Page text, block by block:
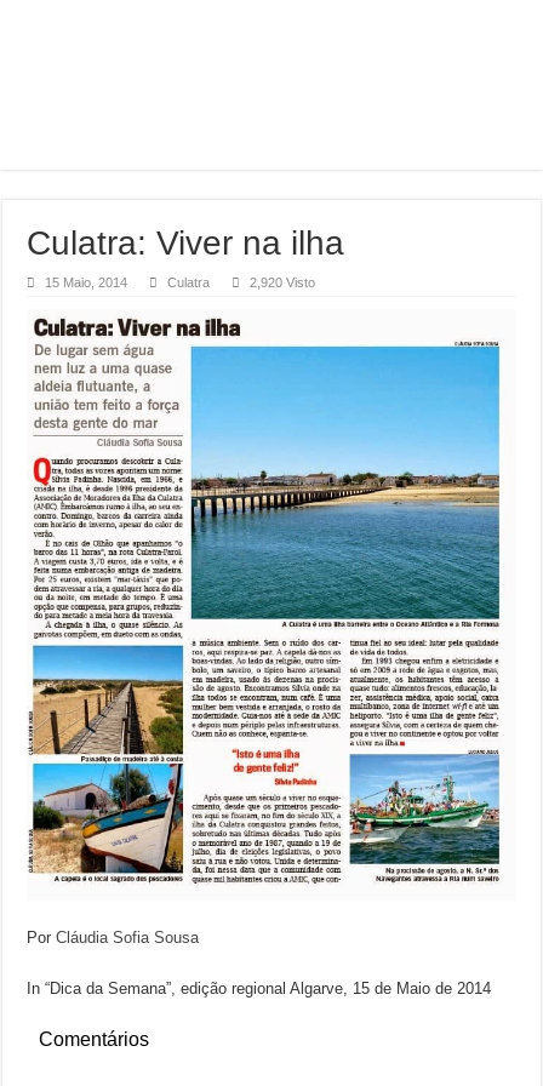
Culatra: Viver na ilha
15 Maio, 2014 Culatra 2,920 Visto
PorCláudia Sofia Sousa
In “Dica da Semana”, edição regional Algarve, 15 de Maio de 2014
Comentários